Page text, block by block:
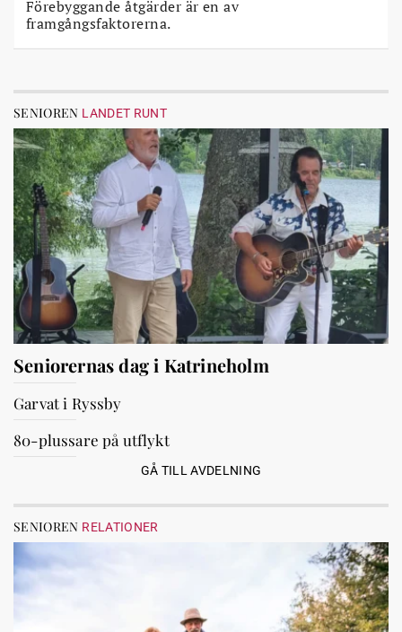
Förebyggande åtgärder är en av
framgångsfaktorerna.
SENIOREN LANDET RUNT
Seniorernas dag i Katrineholm
Garvat i Ryssby
80-plussare på utflykt
GÅ TILL AVDELNING
SENIOREN RELATIONER